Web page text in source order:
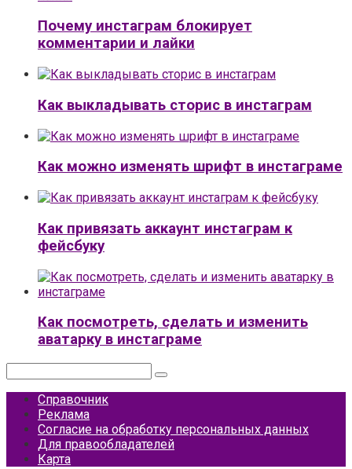
Почему инстаграм блокирует
комментарии и лайки
Как выкладывать сторис в инстаграм
Как можно изменять шрифт в инстаграме
Как привязать аккаунт инстаграм к
фейсбуку
Как посмотреть, сделать и изменить
аватарку в инстаграме
Справочник
Реклама
Согласие на обработку персональных данных
Для правообладателей
Карта